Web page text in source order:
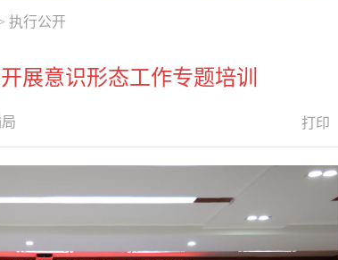
执行公开
展意识形态工作专题培训
打印